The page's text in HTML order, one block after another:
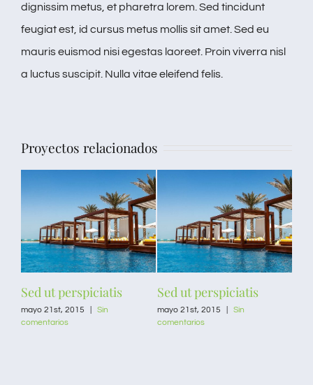
dignissim metus, et pharetra lorem. Sed tincidunt
feugiat est, id cursus metus mollis sit amet. Sed eu
mauris euismod nisi egestas laoreet. Proin viverra nisl
a luctus suscipit. Nulla vitae eleifend felis.
Proyectos relacionados
Sed ut perspiciatis
mayo 21st, 2015
Sin
comentarios
Sed ut perspiciatis
mayo 21st, 2015
Sin
comentarios